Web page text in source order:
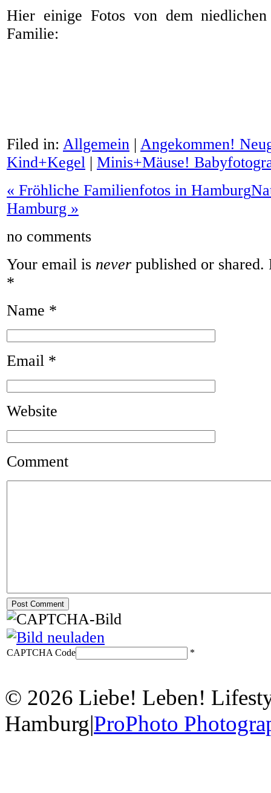
Hier einige Fotos von dem
Familie:
Filed in: Allgemein | Angekommen!
Kind+Kegel | Minis+Mäuse!
« Fröhliche Familienfotos in Hamburg
Hamburg »
no comments
Your email is never published or
*
Name *
Email *
Website
Comment
CAPTCHA Code *
© 2026 Liebe! Leben!
Hamburg|ProPhoto